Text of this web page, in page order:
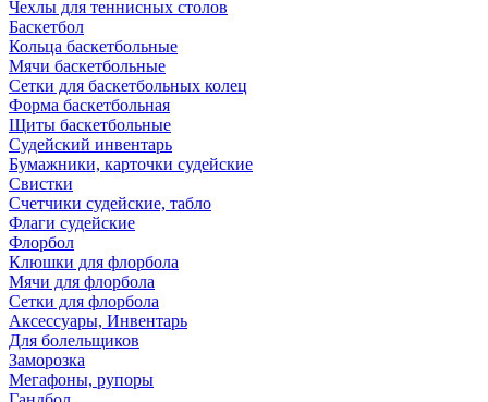
Чехлы для теннисных столов
Баскетбол
Кольца баскетбольные
Мячи баскетбольные
Сетки для баскетбольных колец
Форма баскетбольная
Щиты баскетбольные
Судейский инвентарь
Бумажники, карточки судейские
Свистки
Счетчики судейские, табло
Флаги судейские
Флорбол
Клюшки для флорбола
Мячи для флорбола
Сетки для флорбола
Аксессуары, Инвентарь
Для болельщиков
Заморозка
Мегафоны, рупоры